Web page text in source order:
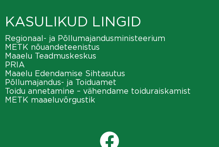
KASULIKUD LINGID
Regionaal- ja Põllumajandusministeerium
METK nõuandeteenistus
Maaelu Teadmuskeskus
PRIA
Maaelu Edendamise Sihtasutus
Põllumajandus- ja Toiduamet
Toidu annetamine – vähendame toiduraiskamist
METK maaeluvõrgustik